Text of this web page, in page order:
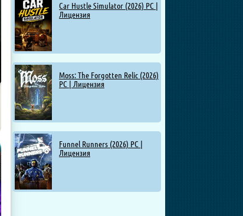
Car Hustle Simulator (2026) PC |
Лицензия
Moss: The Forgotten Relic (2026)
PC | Лицензия
Funnel Runners (2026) PC |
Лицензия